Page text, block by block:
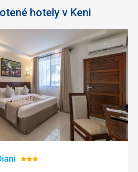
hotely v Keni
Hodnotenie: